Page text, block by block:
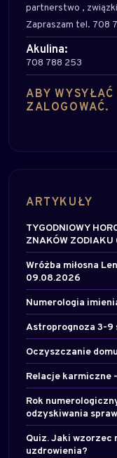
Akulina:
708 788 253
partnerstwo ,
Zapraszam tel. 708
ABY
ZALOGOWAĆ.
ARTYKUŁY
TYGODNIOWY
ZNAKÓW
Wróżba miłosna
09.08.2026
Numerologia
Astroprognoza 3-9
Oczyszczanie
Relacje karmiczne
Rok
odzyskiwania
Quiz. Jaki wzorzec
uzdrowienia?